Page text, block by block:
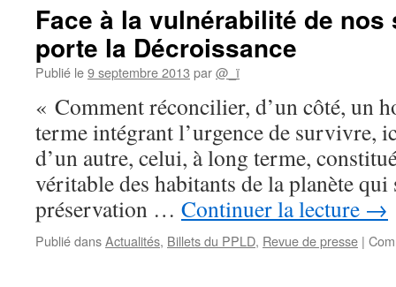
Face à la vulnérabilité de
porte la Décroissance
Publié le9 septembre 2013 par@_ï
« Comment réconcilier, d’un côté, un
terme intégrant l’urgence de survivre,
d’un autre, celui, à long terme,
véritable des habitants de la planète qui
préservation … Continuer la lecture →
Publié dansActualités, Billets du PPLD, Revue de presse |